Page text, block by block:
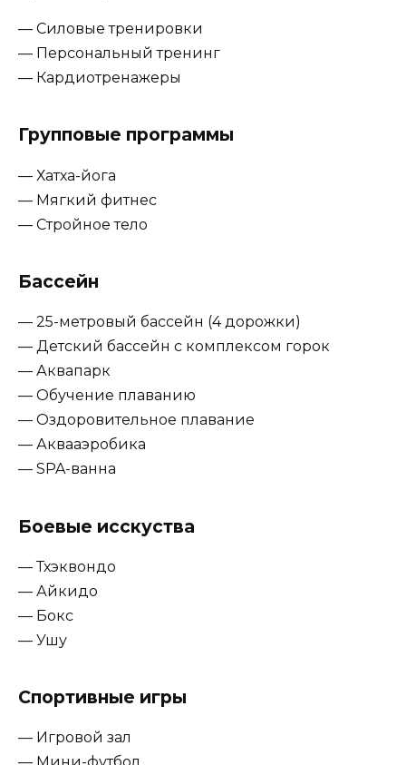
— Силовые тренировки
— Персональный тренинг
— Кардиотренажеры
Групповые программы
— Хатха-йога
— Мягкий фитнес
— Стройное тело
Бассейн
— 25-метровый бассейн (4 дорожки)
— Детский бассейн с комплексом горок
— Аквапарк
— Обучение плаванию
— Оздоровительное плавание
— Аквааэробика
— SPA-ванна
Боевые исскуства
— Тхэквондо
— Айкидо
— Бокс
— Ушу
Спортивные игры
— Игровой зал